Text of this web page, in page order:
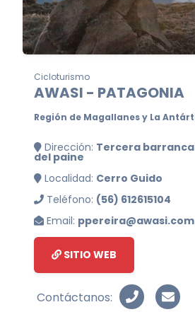
Cicloturismo
AWASI - PATAGONIA
Región de Magallanes y La
Dirección: Tercera barranca
del paine
Localidad: Cerro Guido
Teléfono: (56) 612615104
Email: ppereira@awasi.com
SITIO WEB
Contáctanos: